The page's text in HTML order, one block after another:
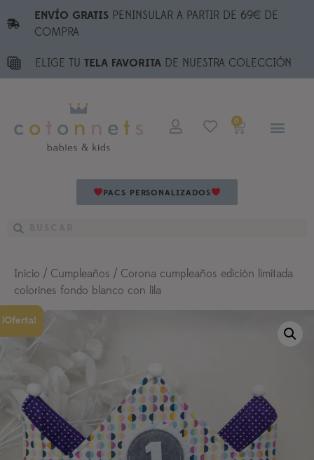
ENVÍO GRATISPENINSULAR A PARTIR DE 69€ DE
COMPRA
ELIGE TU TELA FAVORITA DE NUESTRA COLECCIÓN
0
PACS PERSONALIZADOS
Inicio / Cumpleaños / Corona cumpleaños edición limitada
colorines fondo blanco con lila
¡Oferta!